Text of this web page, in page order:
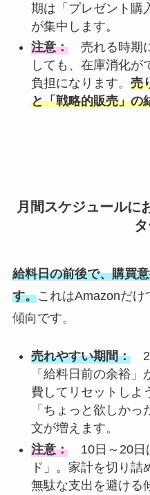
期は「プレゼント購
が集中します。
注意：売れる時期
しても、在庫消化が
負担になります。 売
と「戦略的販売」の
月間スケジュールに
給料日の前後で、購買
す。これはAmazonだ
傾向です。
売れやすい期間：25
「給料日前の余裕
費してリセットしよ
「ちょっと欲しか
文が増えます。
注意： 10日～20日
ド」。家計を切り詰
無駄な支出を避ける